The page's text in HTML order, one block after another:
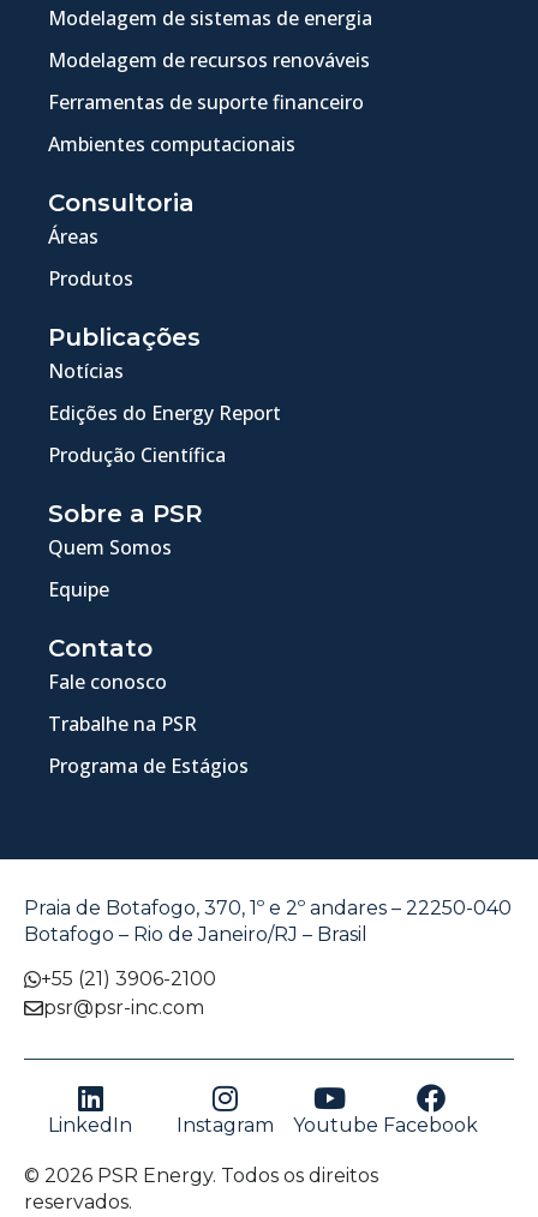
Modelagem de sistemas de energia
Modelagem de recursos renováveis
Ferramentas de suporte financeiro
Ambientes computacionais
Consultoria
Áreas
Produtos
Publicações
Notícias
Edições do Energy Report
Produção Científica
Sobre a PSR
Quem Somos
Equipe
Contato
Fale conosco
Trabalhe na PSR
Programa de Estágios
Praia de Botafogo, 370, 1º e 2º andares – 22250-040
Botafogo – Rio de Janeiro/RJ – Brasil
+55 (21) 3906-2100
psr@psr-inc.com
LinkedIn Instagram Youtube Facebook
© 2026 PSR Energy. Todos os direitos
reservados.